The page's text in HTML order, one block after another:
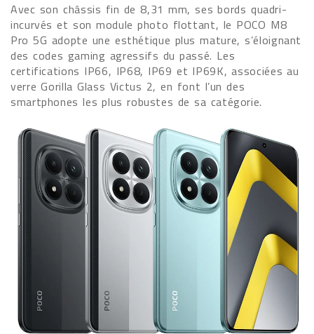
Avec son châssis fin de 8,31 mm, ses bords quadri-
incurvés et son module photo flottant, le POCO M8
Pro 5G adopte une esthétique plus mature, s’éloignant
des codes gaming agressifs du passé. Les
certifications IP66, IP68, IP69 et IP69K, associées au
verre Gorilla Glass Victus 2, en font l’un des
smartphones les plus robustes de sa catégorie.